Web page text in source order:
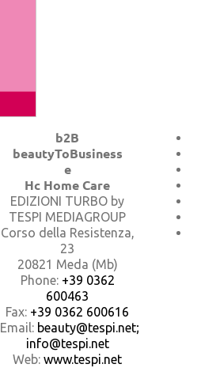
b2B
beautyToBusiness
e
Hc Home Care
EDIZIONI TURBO by
TESPI MEDIAGROUP
Corso della Resistenza,
23
20821 Meda (Mb)
Phone: +39 0362
600463
Fax: +39 0362 600616
Email: beauty@tespi.net;
info@tespi.net
Web: www.tespi.net